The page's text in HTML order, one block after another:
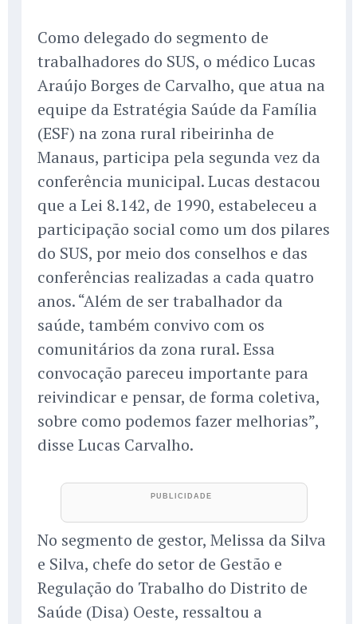
Como delegado do segmento de
trabalhadores do SUS, o médico Lucas
Araújo Borges de Carvalho, que atua na
equipe da Estratégia Saúde da Família
(ESF) na zona rural ribeirinha de
Manaus, participa pela segunda vez da
conferência municipal. Lucas destacou
que a Lei 8.142, de 1990, estabeleceu a
participação social como um dos pilares
do SUS, por meio dos conselhos e das
conferências realizadas a cada quatro
anos. “Além de ser trabalhador da
saúde, também convivo com os
comunitários da zona rural. Essa
convocação pareceu importante para
reivindicar e pensar, de forma coletiva,
sobre como podemos fazer melhorias”,
disse Lucas Carvalho.
No segmento de gestor, Melissa da Silva
e Silva, chefe do setor de Gestão e
Regulação do Trabalho do Distrito de
Saúde (Disa) Oeste, ressaltou a